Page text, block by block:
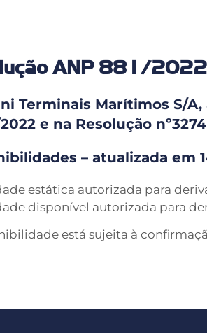
ANP 881/
Terminais Marítimos S/
e na Resolução
– atualizada em
estática autorizada para
disponível autorizada para
está sujeita à